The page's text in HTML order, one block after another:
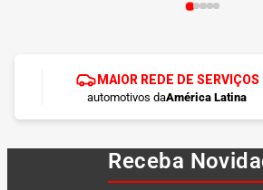
MAIOR REDE DE SERVIÇOS
automotivos daAmérica Latina
Receba